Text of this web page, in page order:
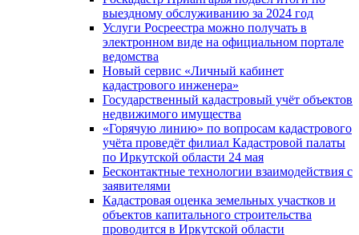
выездному обслуживанию за 2024 год
Услуги Росреестра можно получать в
электронном виде на официальном портале
ведомства
Новый сервис «Личный кабинет
кадастрового инженера»
Государственный кадастровый учёт объектов
недвижимого имущества
«Горячую линию» по вопросам кадастрового
учёта проведёт филиал Кадастровой палаты
по Иркутской области 24 мая
Бесконтактные технологии взаимодействия с
заявителями
Кадастровая оценка земельных участков и
объектов капитального строительства
проводится в Иркутской области